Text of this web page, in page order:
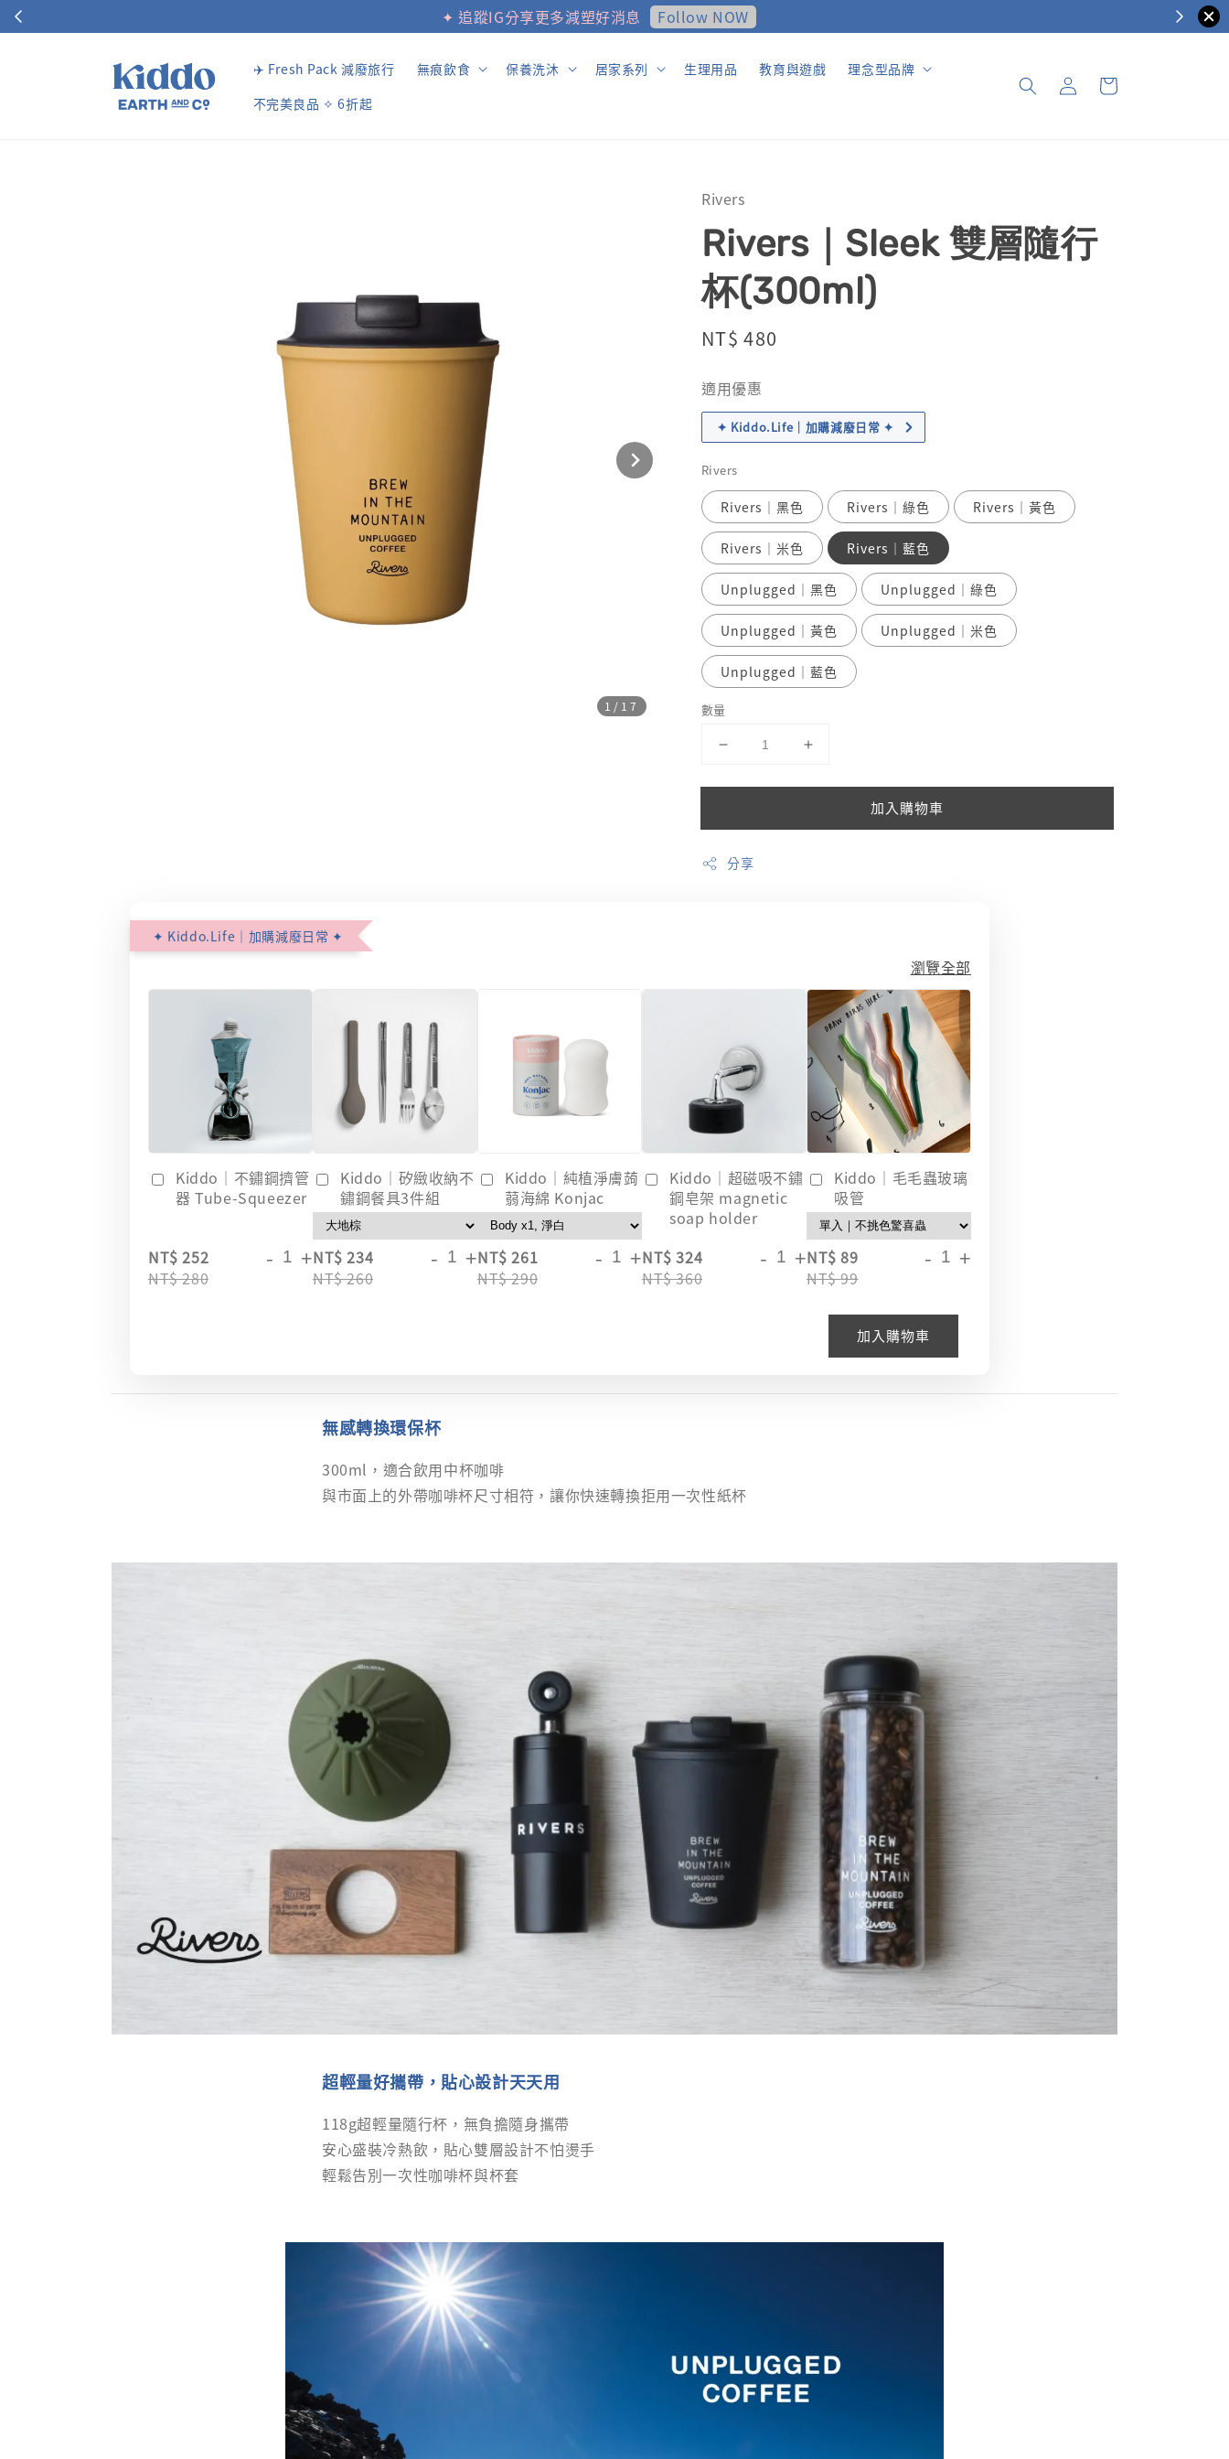
✦ 追蹤IG分享更多減塑好消息 Follow NOW
✈️ Fresh Pack 減廢旅行 無痕飲食 保養洗沐 居家系列 生理用品 教育與遊戲
理念型品牌
不完美良品 ✧ 6折起
1 /17
Rivers
Rivers｜Sleek 雙層隨行
杯(300ml)
Regular
NT$ 480
適用優惠
✦ Kiddo.Life｜加購減廢日常 ✦
Rivers
Rivers｜黑色 Rivers｜綠色 Rivers｜黃色
Rivers｜米色 Rivers｜藍色
Unplugged｜黑色 Unplugged｜綠色
Unplugged｜黃色 Unplugged｜米色
Unplugged｜藍色
數量
加入購物車
分享
✦ Kiddo.Life｜加購減廢日常 ✦
瀏覽全部
Kiddo｜不鏽鋼擠管
器 Tube-Squeezer
NT$ 252
NT$ 280
- +
Kiddo｜矽緻收納不
鏽鋼餐具3件組
NT$ 234
NT$ 260
- +
Kiddo｜純植淨膚蒟
蒻海綿 Konjac
NT$ 261
NT$ 290
- +
Kiddo｜超磁吸不鏽
鋼皂架 magnetic
soap holder
NT$ 324
NT$ 360
- +
Kiddo｜毛毛蟲玻璃
吸管
NT$ 89
NT$ 99
- +
加入購物車
無感轉換環保杯
300ml，適合飲用中杯咖啡
與市面上的外帶咖啡杯尺寸相符，讓你快速轉換拒用一次性紙杯
超輕量好攜帶，貼心設計天天用
118g超輕量隨行杯，無負擔隨身攜帶
安心盛裝冷熱飲，貼心雙層設計不怕燙手
輕鬆告別一次性咖啡杯與杯套